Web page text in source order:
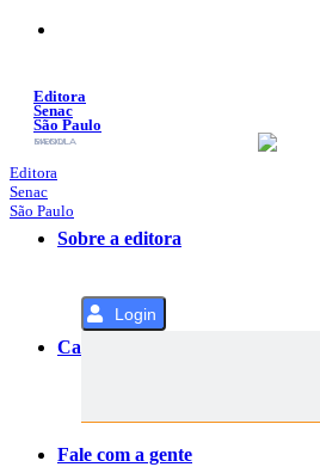
Conteúdo
Editora
Senac
São Paulo
SACOLA
MENU
Editora
Senac
São Paulo
Sobre a editora
Categorias
Fale com a gente
Login